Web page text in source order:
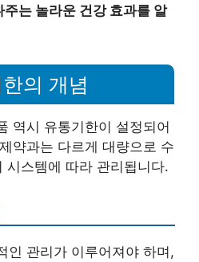
는 놀라운 건강 효과를 알
의 개념
역시 유통기한이 설정되어
약과는 다르게 대량으로 수
시스템에 따라 관리됩니다.
인 관리가 이루어져야 하며,